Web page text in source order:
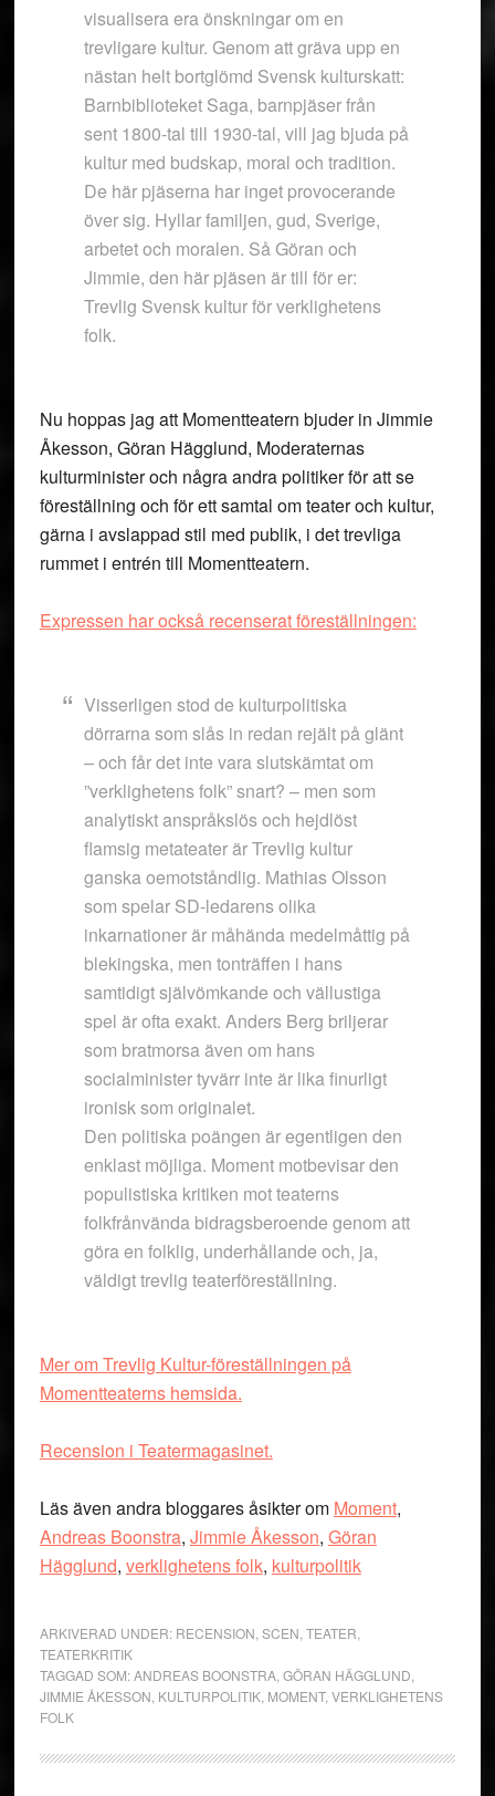
visualisera era önskningar om en
trevligare kultur. Genom att gräva upp en
nästan helt bortglömd Svensk kulturskatt:
Barnbiblioteket Saga, barnpjäser från
sent 1800-tal till 1930-tal, vill jag bjuda på
kultur med budskap, moral och tradition.
De här pjäserna har inget provocerande
över sig. Hyllar familjen, gud, Sverige,
arbetet och moralen. Så Göran och
Jimmie, den här pjäsen är till för er:
Trevlig Svensk kultur för verklighetens
folk.
Nu hoppas jag att Momentteatern bjuder in Jimmie
Åkesson, Göran Hägglund, Moderaternas
kulturminister och några andra politiker för att se
föreställning och för ett samtal om teater och kultur,
gärna i avslappad stil med publik, i det trevliga
rummet i entrén till Momentteatern.
Expressen har också recenserat föreställningen:
Visserligen stod de kulturpolitiska
dörrarna som slås in redan rejält på glänt
– och får det inte vara slutskämtat om
”verklighetens folk” snart? – men som
analytiskt anspråkslös och hejdlöst
flamsig metateater är Trevlig kultur
ganska oemotståndlig. Mathias Olsson
som spelar SD-ledarens olika
inkarnationer är måhända medelmåttig på
blekingska, men tonträffen i hans
samtidigt självömkande och vällustiga
spel är ofta exakt. Anders Berg briljerar
som bratmorsa även om hans
socialminister tyvärr inte är lika finurligt
ironisk som originalet.
Den politiska poängen är egentligen den
enklast möjliga. Moment motbevisar den
populistiska kritiken mot teaterns
folkfrånvända bidragsberoende genom att
göra en folklig, underhållande och, ja,
väldigt trevlig teaterföreställning.
Mer om Trevlig Kultur-föreställningen på
Momentteaterns hemsida.
Recension i Teatermagasinet.
Läs även andra bloggares åsikter om Moment,
Andreas Boonstra, Jimmie Åkesson, Göran
Hägglund, verklighetens folk, kulturpolitik
ARKIVERAD UNDER: RECENSION SCEN TEATER
TEATERKRITIK
TAGGAD SOM:ANDREAS BOONSTRA, GÖRAN HÄGGLUND
JIMMIE ÅKESSON KULTURPOLITIK, MOMENT, VERKLIGHETENS
FOLK